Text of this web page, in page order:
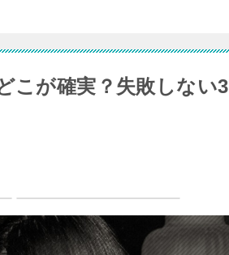
こが確実？失敗しない3